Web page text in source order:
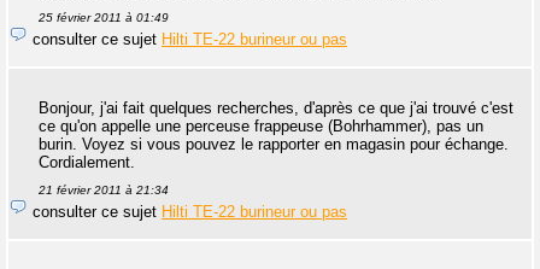
25 février 2011 à 01:49
consulter ce sujet Hilti TE-22 burineur ou pas
Bonjour, j'ai fait quelques recherches, d'après ce que j'ai trouvé c'est
ce qu'on appelle une perceuse frappeuse (Bohrhammer), pas un
burin. Voyez si vous pouvez le rapporter en magasin pour échange.
Cordialement.
21 février 2011 à 21:34
consulter ce sujet Hilti TE-22 burineur ou pas